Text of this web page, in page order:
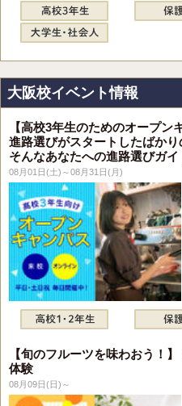
大阪校イベント情報
【高校3年生のためのオープン
進路選びがスタートしたばかり
そんなあなたへの進路選びガイ
08月01日(土)～08月31日(月)
【旬のフルーツを味わおう！
体験
08月09日(日)～